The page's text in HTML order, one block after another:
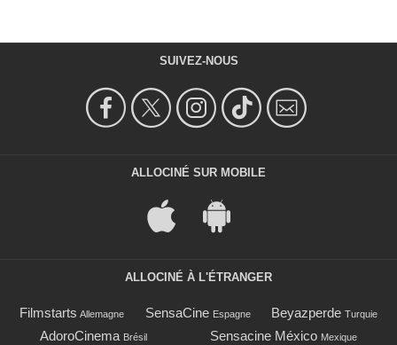
SUIVEZ-NOUS
ALLOCINÉ SUR MOBILE
ALLOCINÉ À L'ÉTRANGER
Filmstarts Allemagne SensaCine Espagne Beyazperde Turquie
AdoroCinema Brésil Sensacine México Mexique